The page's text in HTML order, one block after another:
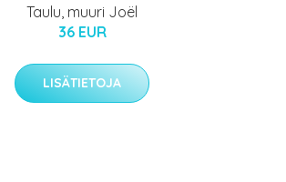
Taulu, muuri Joël
36 EUR
LISÄTIETOJA